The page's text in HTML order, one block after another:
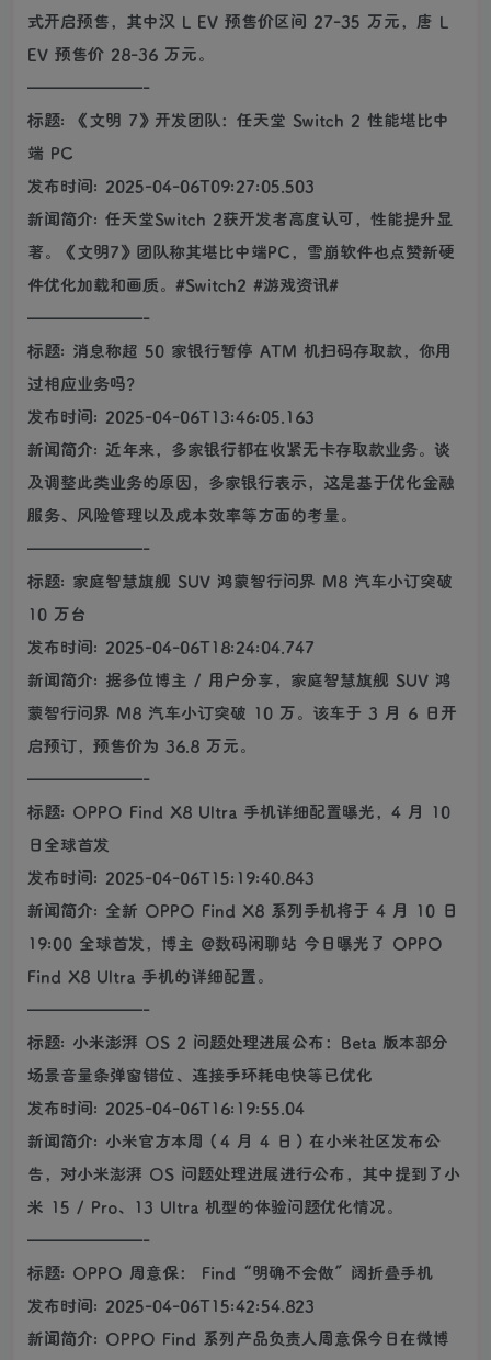
式开启预售，其中汉 L EV 预售价区间 27-35 万元，唐 L
EV 预售价 28-36 万元。
———————-
标题: 《文明 7》开发团队：任天堂 Switch 2 性能堪比中
端 PC
发布时间: 2025-04-06T09:27:05.503
新闻简介: 任天堂Switch 2获开发者高度认可，性能提升显
著。《文明7》团队称其堪比中端PC，雪崩软件也点赞新硬
件优化加载和画质。#Switch2 #游戏资讯#
———————-
标题: 消息称超 50 家银行暂停 ATM 机扫码存取款，你用
过相应业务吗？
发布时间: 2025-04-06T13:46:05.163
新闻简介: 近年来，多家银行都在收紧无卡存取款业务。谈
及调整此类业务的原因，多家银行表示，这是基于优化金融
服务、风险管理以及成本效率等方面的考量。
———————-
标题: 家庭智慧旗舰 SUV 鸿蒙智行问界 M8 汽车小订突破
10 万台
发布时间: 2025-04-06T18:24:04.747
新闻简介: 据多位博主 / 用户分享，家庭智慧旗舰 SUV 鸿
蒙智行问界 M8 汽车小订突破 10 万。该车于 3 月 6 日开
启预订，预售价为 36.8 万元。
———————-
标题: OPPO Find X8 Ultra 手机详细配置曝光，4 月 10
日全球首发
发布时间: 2025-04-06T15:19:40.843
新闻简介: 全新 OPPO Find X8 系列手机将于 4 月 10 日
19:00 全球首发，博主 @数码闲聊站 今日曝光了 OPPO
Find X8 Ultra 手机的详细配置。
———————-
标题: 小米澎湃 OS 2 问题处理进展公布：Beta 版本部分
场景音量条弹窗错位、连接手环耗电快等已优化
发布时间: 2025-04-06T16:19:55.04
新闻简介: 小米官方本周（4 月 4 日）在小米社区发布公
告，对小米澎湃 OS 问题处理进展进行公布，其中提到了小
米 15 / Pro、13 Ultra 机型的体验问题优化情况。
———————-
标题: OPPO 周意保： Find“明确不会做”阔折叠手机
发布时间: 2025-04-06T15:42:54.823
新闻简介: OPPO Find 系列产品负责人周意保今日在微博